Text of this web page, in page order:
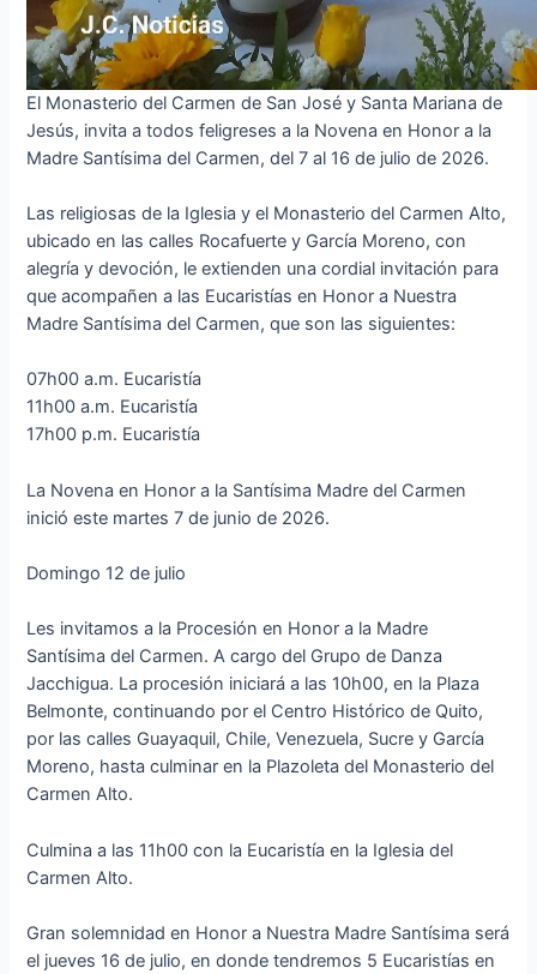
El Monasterio del Carmen de San José y Santa Mariana de
Jesús, invita a todos feligreses a la Novena en Honor a la
Madre Santísima del Carmen, del 7 al 16 de julio de 2026.
Las religiosas de la Iglesia y el Monasterio del Carmen Alto,
ubicado en las calles Rocafuerte y García Moreno, con
alegría y devoción, le extienden una cordial invitación para
que acompañen a las Eucaristías en Honor a Nuestra
Madre Santísima del Carmen, que son las siguientes:
07h00 a.m. Eucaristía
11h00 a.m. Eucaristía
17h00 p.m. Eucaristía
La Novena en Honor a la Santísima Madre del Carmen
inició este martes 7 de junio de 2026.
Domingo 12 de julio
Les invitamos a la Procesión en Honor a la Madre
Santísima del Carmen. A cargo del Grupo de Danza
Jacchigua. La procesión iniciará a las 10h00, en la Plaza
Belmonte, continuando por el Centro Histórico de Quito,
por las calles Guayaquil, Chile, Venezuela, Sucre y García
Moreno, hasta culminar en la Plazoleta del Monasterio del
Carmen Alto.
Culmina a las 11h00 con la Eucaristía en la Iglesia del
Carmen Alto.
Gran solemnidad en Honor a Nuestra Madre Santísima será
el jueves 16 de julio, en donde tendremos 5 Eucaristías en